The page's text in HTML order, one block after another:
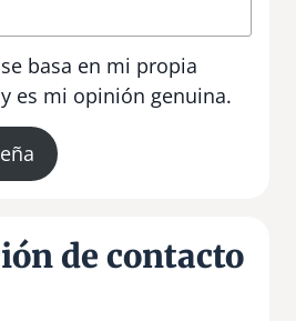
basa en mi propia
es mi opinión genuina.
de contacto